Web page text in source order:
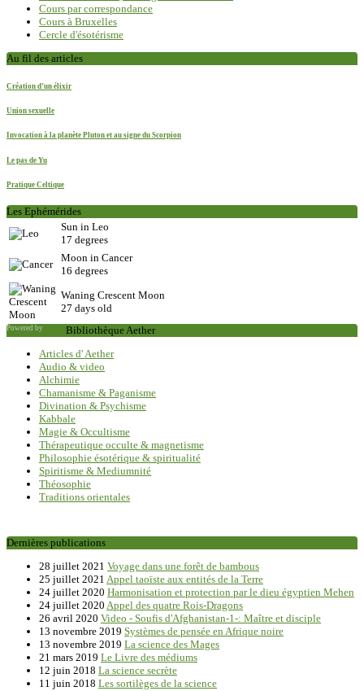
Cours par correspondance
Cours à Bruxelles
Cercle d'ésotérisme
Au fil des articles
Création d’un élixir
Union sexuelle
Invocation à la planète Pluton et au signe du Scorpion
Le pas de Yu
Pratique Celtique
Les Ephémérides
Sun in Leo
17 degrees
Moon in Cancer
16 degrees
Waning Crescent Moon
27 days old
Powered by
Bibliothèque Aether
Articles d' Aether
Audio & video
Alchimie
Chamanisme & Paganisme
Divination & Psychisme
Kabbale
Magie & Occultisme
Thérapeutique occulte & magnetisme
Philosophie ésotérique & spiritualité
Spiritisme & Mediumnité
Théosophie
Traditions orientales
Dernières publications
28 juillet 2021 Voyage dans une forêt de bambous
25 juillet 2021 Appel taoïste aux entités de la Terre
24 juillet 2020 Harmonisation et protection par le dieu égyptien Mehen
24 juillet 2020 Appel des quatre Rois-Dragons
26 avril 2020 Video - Soufis d'Afghanistan-1-: Maître et disciple
13 novembre 2019 Systèmes de pensée en Afrique noire
13 novembre 2019 La science des Mages
21 mars 2019 Le Livre des médiums
12 juin 2018 La science secrète
11 juin 2018 Les sortilèges de la science